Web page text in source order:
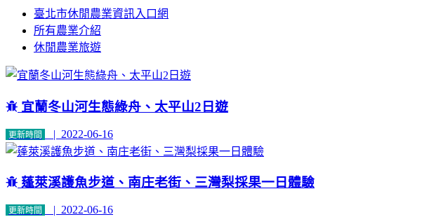
臺北市休閒農業資訊入口網
所有農業介紹
休閒農業旅遊
宜蘭冬山河生態綠舟、太平山2日遊
更新時間 | 2022-06-16
蓬萊溪護魚步道、南庄老街、三灣梨採果一日體驗
更新時間 | 2022-06-16